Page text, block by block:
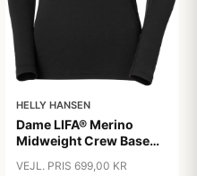
HELLY HANSEN
Dame LIFA® Merino
Midweight Crew Base
VEJL. PRIS 699,00 KR